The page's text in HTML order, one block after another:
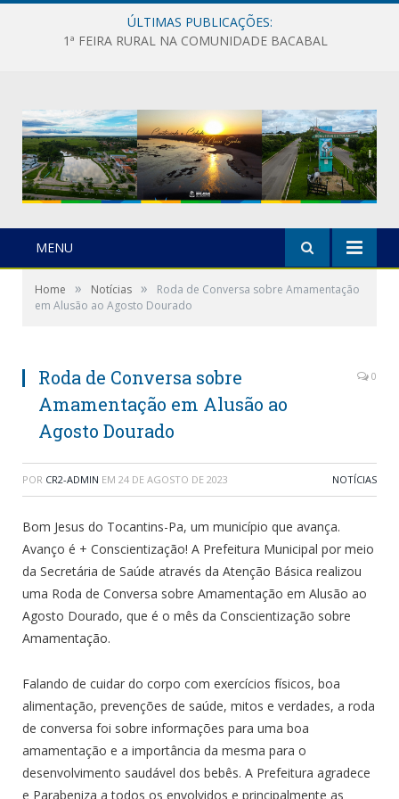
ÚLTIMAS PUBLICAÇÕES:
1ª FEIRA RURAL NA COMUNIDADE BACABAL
MENU
Home » Notícias »
Roda de Conversa sobre Amamentação
em Alusão ao Agosto Dourado
Roda de Conversa sobre
Amamentação em Alusão ao
Agosto Dourado
0
POR CR2-ADMIN EM 24 DE AGOSTO DE 2023 NOTÍCIAS
Bom Jesus do Tocantins-Pa, um município que avança.
Avanço é + Conscientização! A Prefeitura Municipal por meio
da Secretária de Saúde através da Atenção Básica realizou
uma Roda de Conversa sobre Amamentação em Alusão ao
Agosto Dourado, que é o mês da Conscientização sobre
Amamentação.
Falando de cuidar do corpo com exercícios físicos, boa
alimentação, prevenções de saúde, mitos e verdades, a roda
de conversa foi sobre informações para uma boa
amamentação e a importância da mesma para o
desenvolvimento saudável dos bebês. A Prefeitura agradece
e Parabeniza a todos os envolvidos e principalmente as